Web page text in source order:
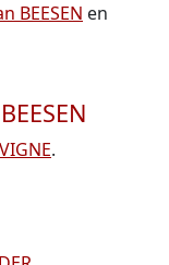
BEESEN en
.